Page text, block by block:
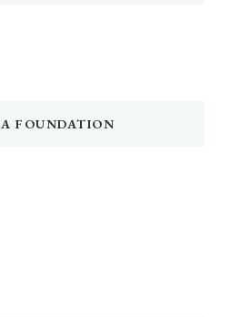
FOUNDATION